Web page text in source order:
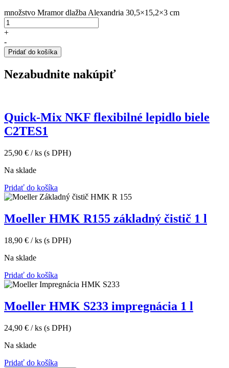
množstvo Mramor dlažba Alexandria 30,5×15,2×3 cm
+
-
Pridať do košíka
Nezabudnite nakúpiť
Quick-Mix NKF flexibilné lepidlo biele
C2TES1
25,90 € / ks (s DPH)
Na sklade
Pridať do košíka
Moeller HMK R155 základný čistič 1 l
18,90 € / ks (s DPH)
Na sklade
Pridať do košíka
Moeller HMK S233 impregnácia 1 l
24,90 € / ks (s DPH)
Na sklade
Pridať do košíka